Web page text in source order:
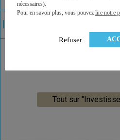
Tout sur
nécessaires).
Pour en savoir plus, vous pouvez lire notre
Refuser